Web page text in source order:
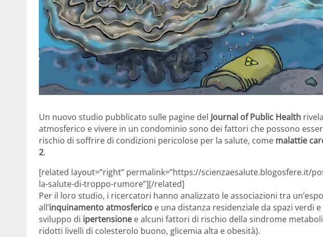
Un nuovo studio pubblicato sulle pagine del Journal of Public Health
atmosferico e vivere in un condominio sono dei fattori che possono
rischio di soffrire di condizioni pericolose per la salute, come malattie
2.
[related layout=”right” permalink=”https://scienzaesalute.blogosfere.it/
la-salute-di-troppo-rumore”][/related]
Per il loro studio, i ricercatori hanno analizzato le associazioni tra
all’inquinamento atmosferico e una distanza residenziale da spazi verdi
sviluppo di ipertensione e alcuni fattori di rischio della sindrome
ridotti livelli di colesterolo buono, glicemia alta e obesità).